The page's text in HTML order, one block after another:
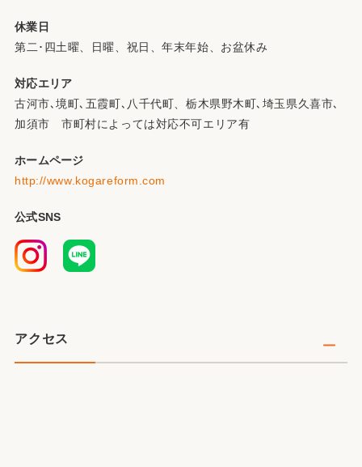
休業日
第二･四土曜、日曜、祝日、年末年始、お盆休み
対応エリア
古河市､境町､五霞町､八千代町、栃木県野木町､埼玉県久喜市､
加須市 市町村によっては対応不可エリア有
ホームページ
http://www.kogareform.com
公式SNS
アクセス